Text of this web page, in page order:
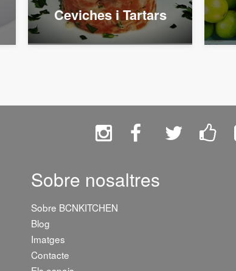
Ceviches i Tartars
Sobre nosaltres
Sobre BCNKITCHEN
Blog
Imatges
Contacte